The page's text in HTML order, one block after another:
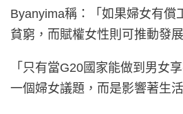
Byanyima稱：「如果婦女有償
貧窮，而賦權女性則可推動發展
「只有當G20國家能做到男女
一個婦女議題，而是影響著生